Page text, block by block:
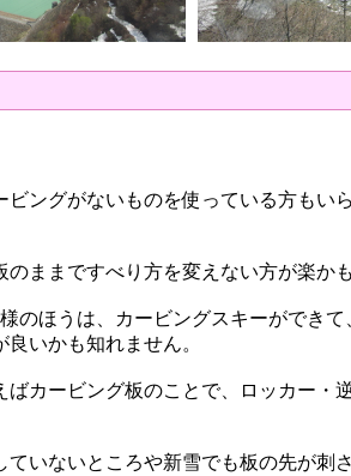
ングがないものを使っている方も
ままですべり方を変えない方が楽かも
のほうは、カービングスキーができ
いかも知れません。
カービング板のことで、ロッカー
いないところや新雪でも板の先が